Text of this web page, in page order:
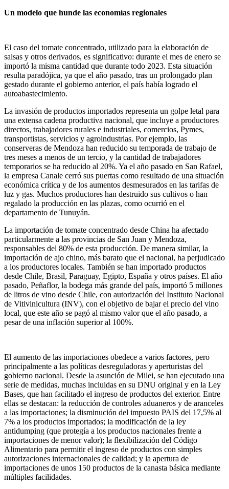
Un modelo que hunde las economías regionales
El caso del tomate concentrado, utilizado para la elaboración de
salsas y otros derivados, es significativo: durante el mes de enero se
importó la misma cantidad que durante todo 2023. Esta situación
resulta paradójica, ya que el año pasado, tras un prolongado plan
gestado durante el gobierno anterior, el país había logrado el
autoabastecimiento.
La invasión de productos importados representa un golpe letal para
una extensa cadena productiva nacional, que incluye a productores
directos, trabajadores rurales e industriales, comercios, Pymes,
transportistas, servicios y agroindustrias. Por ejemplo, las
conserveras de Mendoza han reducido su temporada de trabajo de
tres meses a menos de un tercio, y la cantidad de trabajadores
temporarios se ha reducido al 20%. Ya el año pasado en San Rafael,
la empresa Canale cerró sus puertas como resultado de una situación
económica crítica y de los aumentos desmesurados en las tarifas de
luz y gas. Muchos productores han destruido sus cultivos o han
regalado la producción en las plazas, como ocurrió en el
departamento de Tunuyán.
La importación de tomate concentrado desde China ha afectado
particularmente a las provincias de San Juan y Mendoza,
responsables del 80% de esta producción. De manera similar, la
importación de ajo chino, más barato que el nacional, ha perjudicado
a los productores locales. También se han importado productos
desde Chile, Brasil, Paraguay, Egipto, España y otros países. El año
pasado, Peñaflor, la bodega más grande del país, importó 5 millones
de litros de vino desde Chile, con autorización del Instituto Nacional
de Vitivinicultura (INV), con el objetivo de bajar el precio del vino
local, que este año se pagó al mismo valor que el año pasado, a
pesar de una inflación superior al 100%.
El aumento de las importaciones obedece a varios factores, pero
principalmente a las políticas desreguladoras y aperturistas del
gobierno nacional. Desde la asunción de Milei, se han ejecutado una
serie de medidas, muchas incluidas en su DNU original y en la Ley
Bases, que han facilitado el ingreso de productos del exterior. Entre
ellas se destacan: la reducción de controles aduaneros y de aranceles
a las importaciones; la disminución del impuesto PAIS del 17,5% al
7% a los productos importados; la modificación de la ley
antidumping (que protegía a los productos nacionales frente a
importaciones de menor valor); la flexibilización del Código
Alimentario para permitir el ingreso de productos con simples
autorizaciones internacionales de calidad; y la apertura de
importaciones de unos 150 productos de la canasta básica mediante
múltiples facilidades.